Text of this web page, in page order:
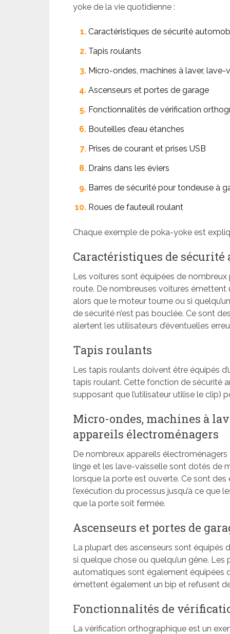
yoke de la vie quotidienne :
Caractéristiques de sécurité
Tapis roulants
Micro-ondes, machines à laver,
Ascenseurs et portes de garage
Fonctionnalités de vérification
Bouteilles d’eau étanches
Prises de courant et prises USB
Drains dans les éviers
Barres de sécurité pour tondeuse à
Roues de fauteuil roulant
Chaque exemple de poka-yoke est
Caractéristiques de sécurité
Les voitures sont équipées de
route. De nombreuses voitures émettent
alors que le moteur tourne ou si
de sécurité n’est pas bouclée. Ce sont
alertent les utilisateurs d’éventuelles
Tapis roulants
Les tapis roulants doivent être équipés
tapis roulant. Cette fonction de sécurité
supposant que l’utilisateur utilise le clip)
Micro-ondes, machines à
appareils électroménagers
De nombreux appareils
linge et les lave-vaisselle sont dotés de
lorsque la porte est ouverte. Ce sont
l’exécution du processus jusqu’à ce que
que la porte soit fermée.
Ascenseurs et portes de
La plupart des ascenseurs sont équipés
si quelque chose ou quelqu’un gêne.
automatiques sont également équipées
émettent également un bip et refusent
Fonctionnalités de
La vérification orthographique est un